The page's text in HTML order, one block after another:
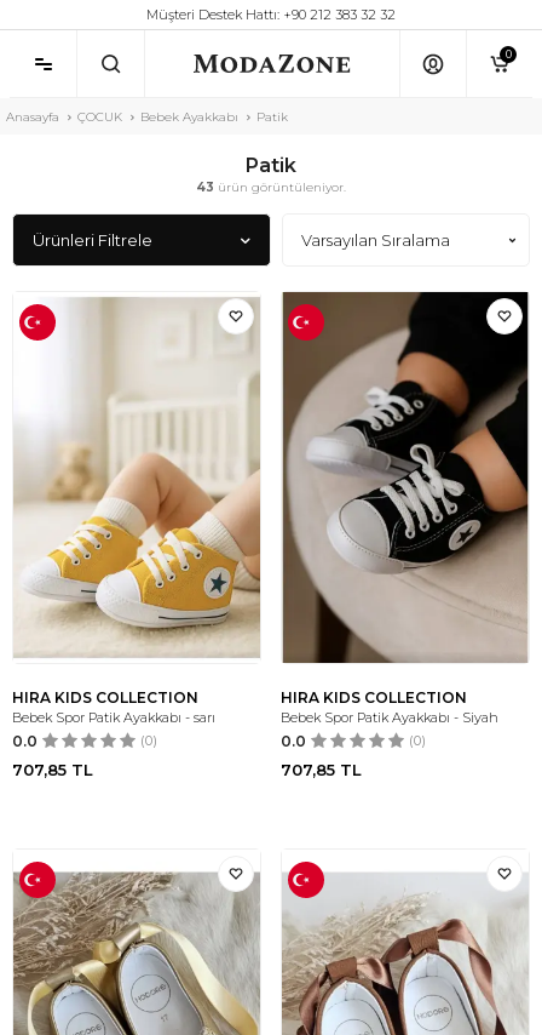
Müşteri Destek Hattı: +90 212 383 32 32
0
Anasayfa ÇOCUK Bebek Ayakkabı Patik
Patik
43 ürün görüntüleniyor.
Ürünleri Filtrele
HIRA KIDS COLLECTION
Bebek Spor Patik Ayakkabı - sarı
0.0 (0)
707,85 TL
HIRA KIDS COLLECTION
Bebek Spor Patik Ayakkabı - Siyah
0.0 (0)
707,85 TL